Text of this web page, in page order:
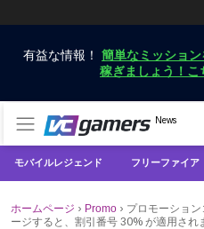
有益な情報！ 簡単なミッショ
稼ぎましょう！こ
News
VCGamers
モバイルレジェンド フリーファイア
ホームページ › Promo › プロモーショ
ージすると、割引番号 30% が適用され